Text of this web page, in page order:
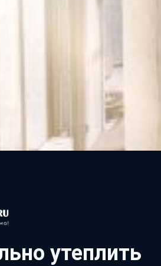
утеплить